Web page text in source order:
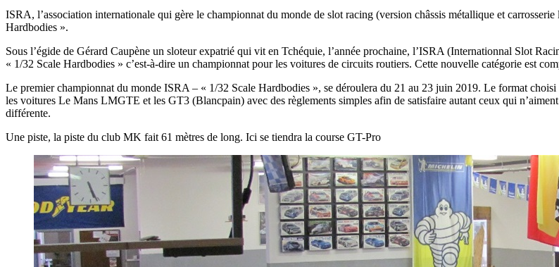
ISRA, l’association internationale qui gère le championnat du monde de slot racing (version châssis métallique et
Hardbodies ».
Sous l’égide de Gérard Caupène un sloteur expatrié qui vit en Tchéquie, l’année prochaine, l’ISRA (Internationnal Slot
« 1/32 Scale Hardbodies » c’est-à-dire un championnat pour les voitures de circuits routiers. Cette nouvelle catégorie est
Le premier championnat du monde ISRA – « 1/32 Scale Hardbodies », se déroulera du 21 au 23 juin 2019. Le format
les voitures Le Mans LMGTE et les GT3 (Blancpain) avec des règlements simples afin de satisfaire autant ceux qui
différente.
Une piste, la piste du club MK fait 61 mètres de long. Ici se tiendra la course GT-Pro